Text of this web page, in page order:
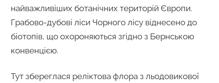
найважливіших ботанічних територій Європи.
Грабово-дубові ліси Чорного лісу віднесено до
біотопів, що охороняються згідно з Бернською
конвенцією.
Тут збереглася реліктова флора з льодовикової